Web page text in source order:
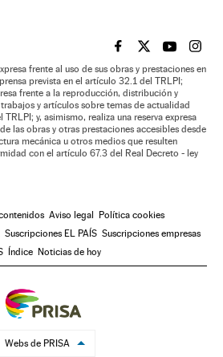
EL PAÍS BRASIL EN
EL PAÍSEL PAÍS
EL
frente al uso de sus obras y prestaciones en
prevista en el artículo 32.1 del TRLPI;
frente a la reproducción, distribución y
y artículos sobre temas de actualidad
y, asimismo, realiza una reserva expresa
las obras y otras prestaciones accesibles desde
mecánica u otros medios que resulten
con el artículo 67.3 del Real Decreto - ley
Aviso legal
Política cookies
Suscripciones EL PAÍS Suscripciones empresas
Índice Noticias de hoy
Webs de PRISA